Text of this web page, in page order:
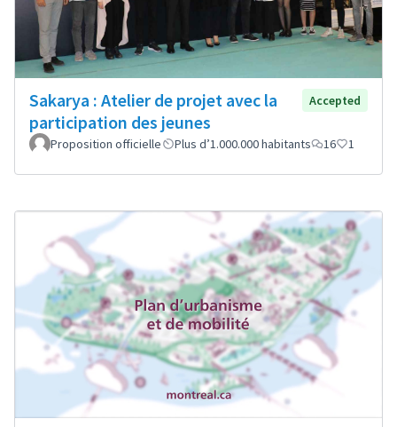
Sakarya : Atelier de projet avec la
participation des jeunes
Accepted
Proposition officielle Plus d’1.000.000 habitants 16 1